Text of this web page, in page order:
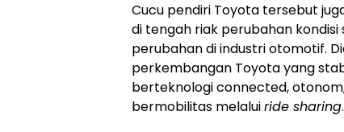
Cucu pendiri Toyota tersebut
di tengah riak perubahan
perubahan di industri otomotif.
perkembangan Toyota yang
berteknologi connected,
bermobilitas melaluiride sharing.